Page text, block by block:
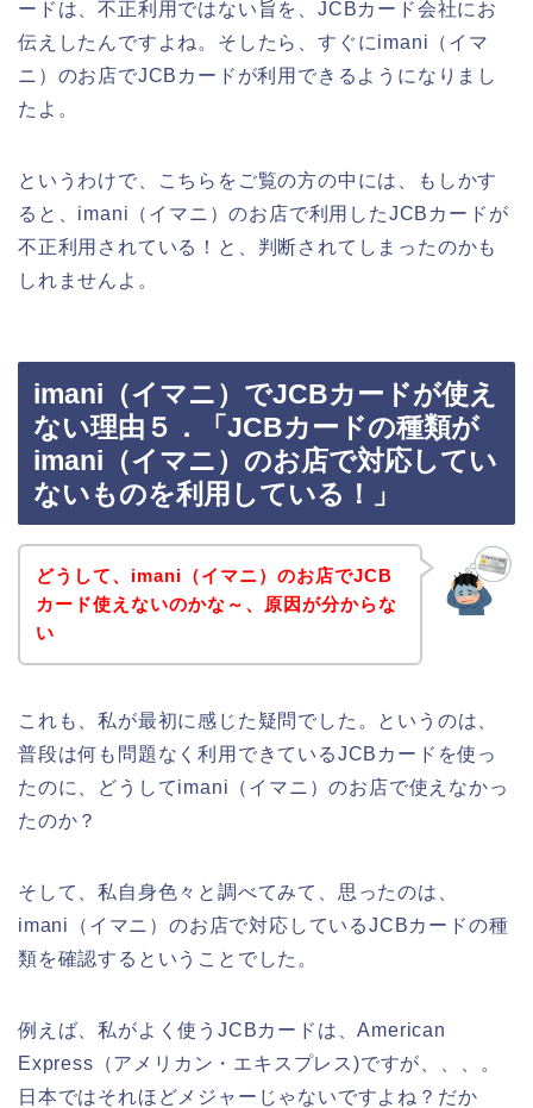
ードは、不正利用ではない旨を、JCBカード会社にお
伝えしたんですよね。そしたら、すぐにimani（イマ
ニ）のお店でJCBカードが利用できるようになりまし
たよ。
というわけで、こちらをご覧の方の中には、もしかす
ると、imani（イマニ）のお店で利用したJCBカードが
不正利用されている！と、判断されてしまったのかも
しれませんよ。
imani（イマニ）でJCBカードが使え
ない理由５．「JCBカードの種類が
imani（イマニ）のお店で対応してい
ないものを利用している！」
どうして、imani（イマニ）のお店でJCB
カード使えないのかな～、原因が分からな
い
これも、私が最初に感じた疑問でした。というのは、
普段は何も問題なく利用できているJCBカードを使っ
たのに、どうしてimani（イマニ）のお店で使えなかっ
たのか？
そして、私自身色々と調べてみて、思ったのは、
imani（イマニ）のお店で対応しているJCBカードの種
類を確認するということでした。
例えば、私がよく使うJCBカードは、American
Express（アメリカン・エキスプレス)ですが、、、。
日本ではそれほどメジャーじゃないですよね？だか